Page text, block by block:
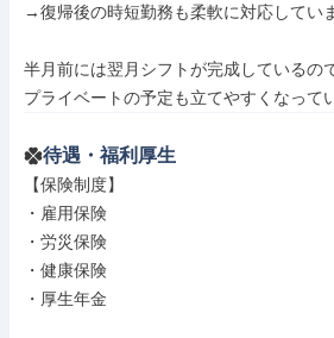
→復帰後の時短勤務も柔軟に対応してい
半月前には翌月シフトが完成しているので
プライベートの予定も立てやすくなって
待遇・福利厚生
【保険制度】
・雇用保険
・労災保険
・健康保険
・厚生年金